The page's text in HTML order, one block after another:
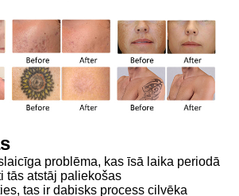
problēma, kas īsā laika periodā
tās atstāj paliekošas
tas ir dabisks process cilvēka